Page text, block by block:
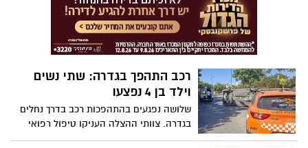
ההחלקות", מזהיר משרד הבריאות מפני
שימוש במוצרי החלקה ושמפו שאינם רשומים
כחוק. בחלק מהמוצרים נמצאה חומצה
גליאוקסילית האסורה לשימוש בהחלקות
- חומר המוגדר כמסרטן
רכב התהפך בגדרה: שתי נשים
וילד בן 4 נפצעו
שלושה נפגעים בהתהפכות רכב בדרך נחלים
בגדרה. צוותי ההצלה העניקו טיפול רפואי
ראשוני לשתי נשים וילד